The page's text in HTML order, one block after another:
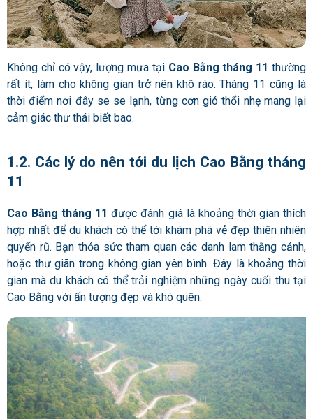
Không chỉ có vậy, lượng mưa tại Cao Bằng tháng 11thường
rất ít, làm cho không gian trở nên khô ráo. Tháng 11 cũng là
thời điểm nơi đây se se lạnh, từng cơn gió thổi nhẹ mang lại
cảm giác thư thái biết bao.
1.2. Các lý do nên tới du lịch Cao Bằng tháng
11
Cao Bằng tháng 11 được đánh giá là khoảng thời gian thích
hợp nhất để du khách có thể tới khám phá vẻ đẹp thiên nhiên
quyến rũ. Bạn thỏa sức tham quan các danh lam thắng cảnh,
hoặc thư giãn trong không gian yên bình. Đây là khoảng thời
gian mà du khách có thể trải nghiệm những ngày cuối thu tại
Cao Bằng với ấn tượng đẹp và khó quên.